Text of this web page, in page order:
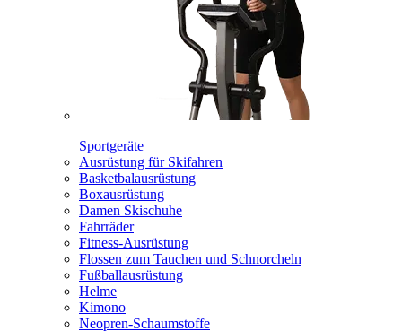
Sportgeräte
Ausrüstung für Skifahren
Basketbalausrüstung
Boxausrüstung
Damen Skischuhe
Fahrräder
Fitness-Ausrüstung
Flossen zum Tauchen und Schnorcheln
Fußballausrüstung
Helme
Kimono
Neopren-Schaumstoffe